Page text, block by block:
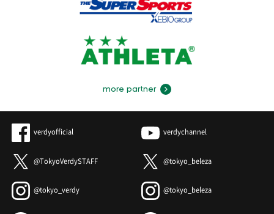
more partner
verdyofficial verdychannel
@TokyoVerdySTAFF @tokyo_beleza
@tokyo_verdy @tokyo_beleza